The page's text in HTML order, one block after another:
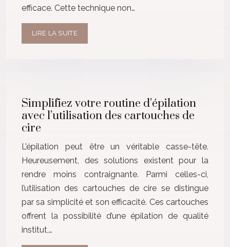
efficace. Cette technique non…
LIRE LA SUITE
Simplifiez votre routine d’épilation
avec l’utilisation des cartouches de
cire
L’épilation peut être un véritable casse-tête.
Heureusement, des solutions existent pour la
rendre moins contraignante. Parmi celles-ci,
l’utilisation des cartouches de cire se distingue
par sa simplicité et son efficacité. Ces cartouches
offrent la possibilité d’une épilation de qualité
institut,…